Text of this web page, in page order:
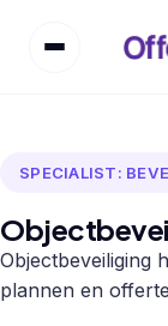
SPECIALIST:
Objectbeveiliging
plannen en